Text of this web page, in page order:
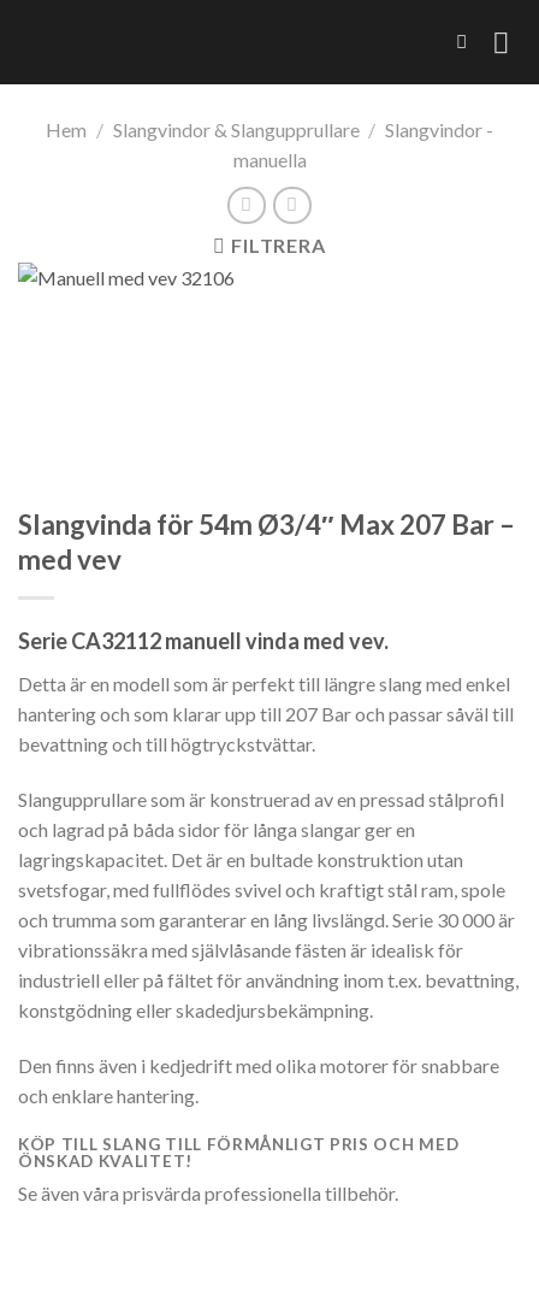
Hem / Slangvindor & Slangupprullare / Slangvindor -
manuella
FILTRERA
Slangvinda för 54m Ø3/4″ Max 207 Bar –
med vev
Serie CA32112 manuell vinda med vev.
Detta är en modell som är perfekt till längre slang med enkel
hantering och som klarar upp till 207 Bar och passar såväl till
bevattning och till högtryckstvättar.
Slangupprullare som är konstruerad av en pressad stålprofil
och lagrad på båda sidor för långa slangar ger en
lagringskapacitet. Det är en bultade konstruktion utan
svetsfogar, med fullflödes svivel och kraftigt stål ram, spole
och trumma som garanterar en lång livslängd. Serie 30 000 är
vibrationssäkra med självlåsande fästen är idealisk för
industriell eller på fältet för användning inom t.ex. bevattning,
konstgödning eller skadedjursbekämpning.
Den finns även i kedjedrift med olika motorer för snabbare
och enklare hantering.
KÖP TILL SLANG TILL FÖRMÅNLIGT PRIS OCH MED
ÖNSKAD KVALITET!
Se även våra prisvärda professionella tillbehör.